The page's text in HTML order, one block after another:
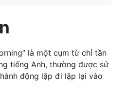
trong buổi sáng, nên
every morning before I
này “every morning” có
diễn ra vào mỗi buổi
I go to bed” để chỉ hành
đi ngủ, tức là một thói
là một cụm từ chỉ tần
tiếng Anh, thường được sử
động lặp đi lặp lại vào